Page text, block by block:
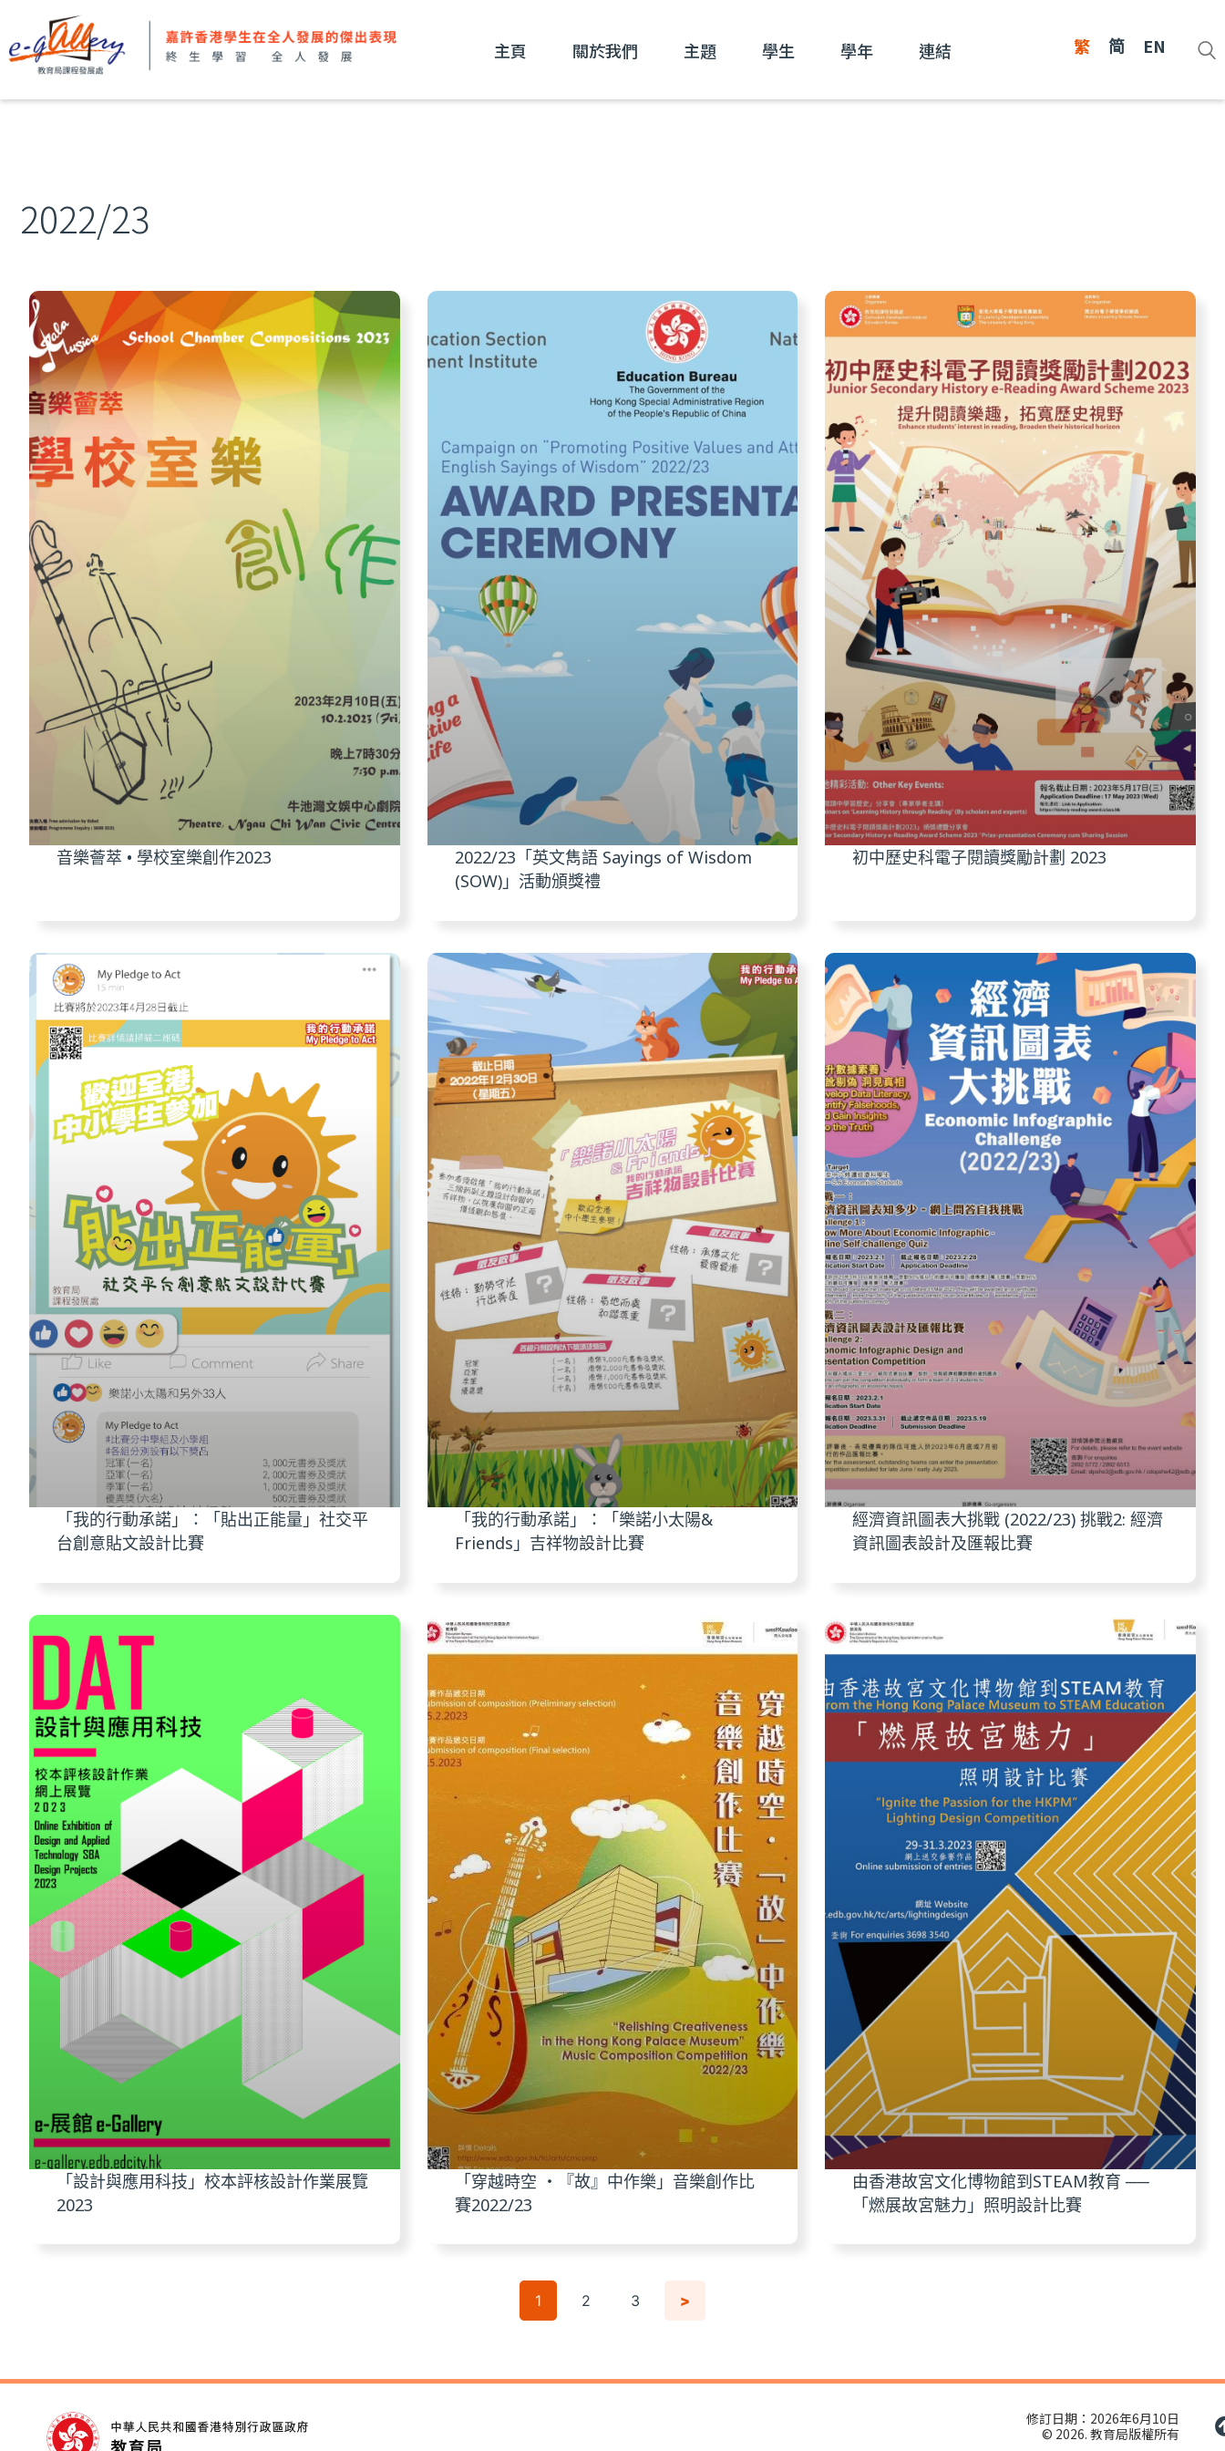
主頁 關於我們 主題 學生 學年 連結 繁 简 EN
2022/23
音樂薈萃 • 學校室樂創作2023
2022/23「英文雋語 Sayings of Wisdom
(SOW)」活動頒獎禮
初中歷史科電子閱讀獎勵計劃 2023
「我的行動承諾」：「貼出正能量」社交平
台創意貼文設計比賽
「我的行動承諾」：「樂諾小太陽&
Friends」吉祥物設計比賽
經濟資訊圖表大挑戰 (2022/23) 挑戰2: 經濟
資訊圖表設計及匯報比賽
「設計與應用科技」校本評核設計作業展覽
2023
「穿越時空 ‧『故』中作樂」音樂創作比
賽2022/23
由香港故宮文化博物館到STEAM教育 ──
「燃展故宮魅力」照明設計比賽
1 2 3 >
修訂日期：2026年6月10日
© 2026. 教育局版權所有